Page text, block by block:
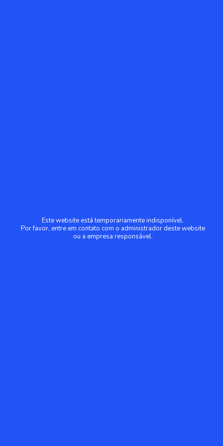
Este website está temporariamente indisponível.
Por favor, entre em contato com o administrador deste website
ou a empresa responsável.